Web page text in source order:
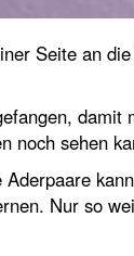
Seite an
damit
noch sehen
Nur so